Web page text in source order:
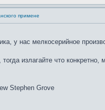
примене
у нас мелкосерийное
излагайте что
Stephen Grove